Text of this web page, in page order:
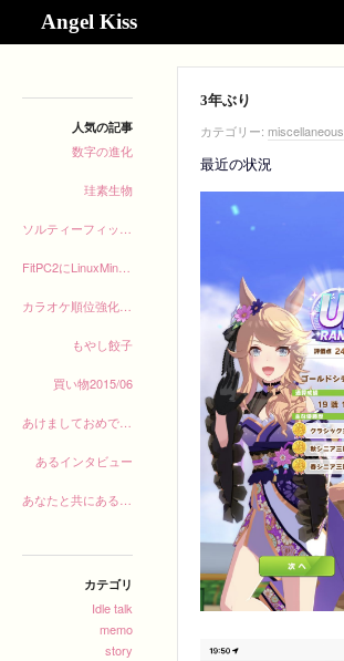
Angel Kiss
人気の記事
数字の進化
珪素生物
もやし餃子
買い物2015/06
あるインタビュー
カテゴリ
Idle talk
memo
story
3年ぶり
カテゴリー: miscellaneous
最近の状況